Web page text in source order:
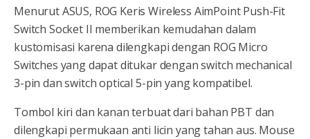
Menurut ASUS, ROG Keris Wireless AimPoint Push-Fit
Switch Socket II memberikan kemudahan dalam
kustomisasi karena dilengkapi dengan ROG Micro
Switches yang dapat ditukar dengan switch mechanical
3-pin dan switch optical 5-pin yang kompatibel.
Tombol kiri dan kanan terbuat dari bahan PBT dan
dilengkapi permukaan anti licin yang tahan aus. Mouse